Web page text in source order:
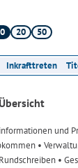
20 50
Inkrafttreten
und
•
•